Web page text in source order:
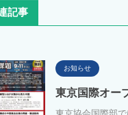
記事
お知らせ
東京国際オー